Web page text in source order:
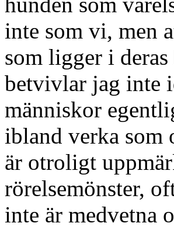
inte som vi, men
som ligger i
betvivlar jag inte
människor
ibland verka som
är otroligt
rörelsemönster,
inte är medvetna